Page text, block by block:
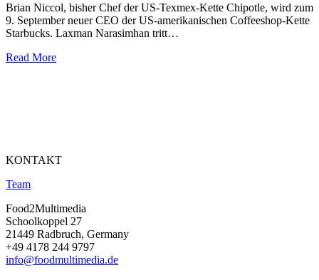
Brian Niccol, bisher Chef der US-Texmex-Kette Chipotle, wird zum
9. September neuer CEO der US-amerikanischen Coffeeshop-Kette
Starbucks. Laxman Narasimhan tritt…
Read More
KONTAKT
Team
Food2Multimedia
Schoolkoppel 27
21449 Radbruch, Germany
+49 4178 244 9797
info@foodmultimedia.de